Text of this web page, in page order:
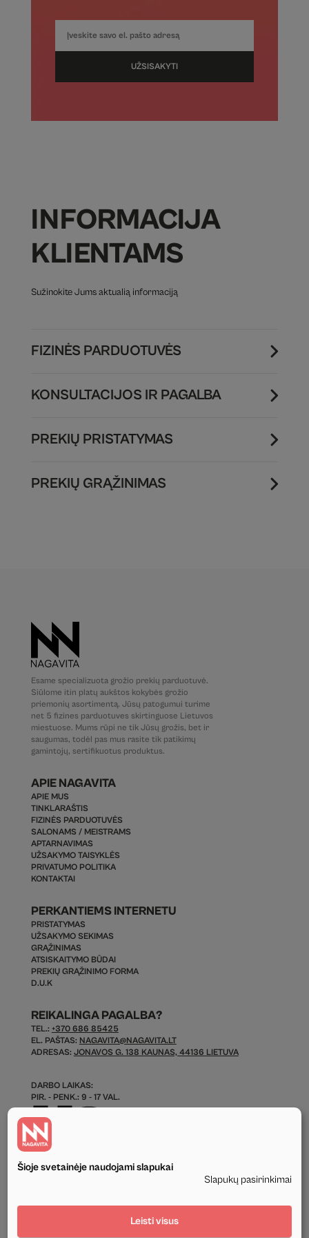
UŽSISAKYTI
INFORMACIJA
KLIENTAMS
Sužinokite Jums aktualią informaciją
FIZINĖS PARDUOTUVĖS
KONSULTACIJOS IR PAGALBA
PREKIŲ PRISTATYMAS
PREKIŲ GRĄŽINIMAS
Esame specializuota grožio prekių parduotuvė.
Siūlome itin platų aukštos kokybės grožio
priemonių asortimentą. Jūsų patogumui turime
net 5 fizines parduotuves skirtinguose Lietuvos
miestuose. Mums rūpi ne tik Jūsų grožis, bet ir
saugumas, todėl pas mus rasite tik patikimų
gamintojų, sertifikuotus produktus.
APIE NAGAVITA
APIE MUS
TINKLARAŠTIS
FIZINĖS PARDUOTUVĖS
SALONAMS / MEISTRAMS
APTARNAVIMAS
UŽSAKYMO TAISYKLĖS
PRIVATUMO POLITIKA
KONTAKTAI
PERKANTIEMS INTERNETU
PRISTATYMAS
UŽSAKYMO SEKIMAS
GRĄŽINIMAS
ATSISKAITYMO BŪDAI
PREKIŲ GRĄŽINIMO FORMA
D.U.K
REIKALINGA PAGALBA?
TEL.: +370 686 85425
EL. PAŠTAS: NAGAVITA@NAGAVITA.LT
ADRESAS: JONAVOS G. 138 KAUNAS, 44136 LIETUVA
DARBO LAIKAS:
PIR. - PENK.: 9 - 17 VAL.
Šioje svetainėje naudojami slapukai
Slapukų pasirinkimai
Leisti visus